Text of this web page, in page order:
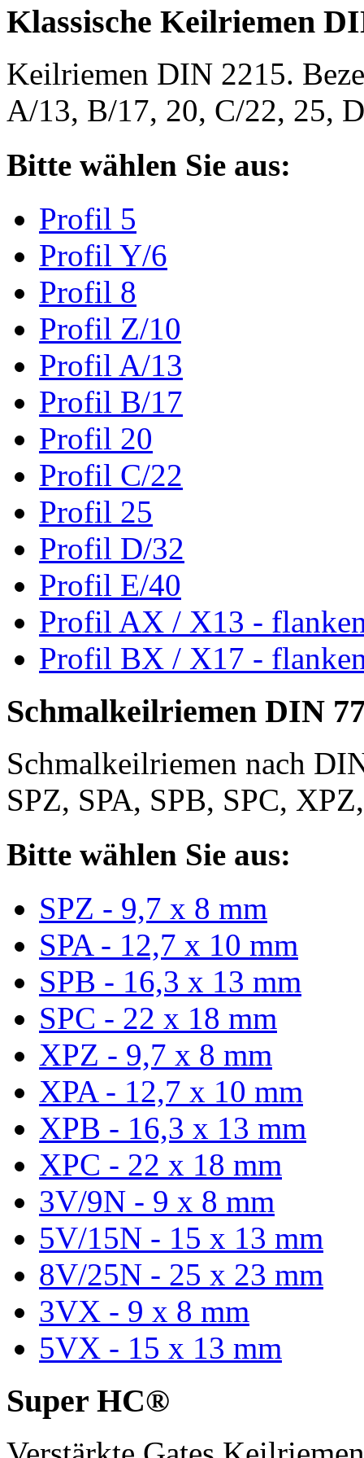
Klassische Keilriemen
Keilriemen DIN 2215.
A/13, B/17, 20, C/22, 25,
Bitte wählen Sie aus:
Profil 5
Profil Y/6
Profil 8
Profil Z/10
Profil A/13
Profil B/17
Profil 20
Profil C/22
Profil 25
Profil D/32
Profil E/40
Profil AX / X13 -
Profil BX / X17 -
Schmalkeilriemen DIN
Schmalkeilriemen nach
SPZ, SPA, SPB, SPC,
Bitte wählen Sie aus:
SPZ - 9,7 x 8 mm
SPA - 12,7 x 10 mm
SPB - 16,3 x 13 mm
SPC - 22 x 18 mm
XPZ - 9,7 x 8 mm
XPA - 12,7 x 10 mm
XPB - 16,3 x 13 mm
XPC - 22 x 18 mm
3V/9N - 9 x 8 mm
5V/15N - 15 x 13 mm
8V/25N - 25 x 23 mm
3VX - 9 x 8 mm
5VX - 15 x 13 mm
Super HC®